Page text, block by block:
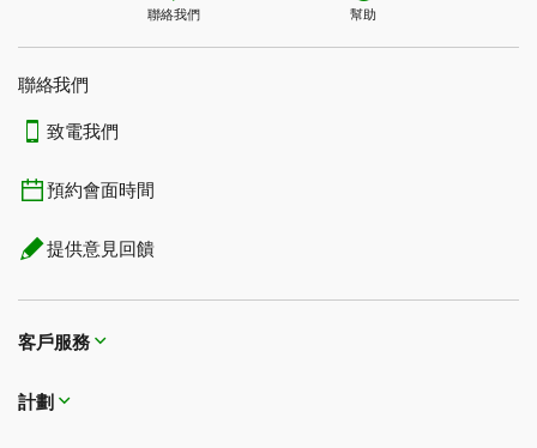
聯絡我們 幫助
聯絡我們
致電我們
預約會面時間
提供意見回饋
客戶服務
計劃